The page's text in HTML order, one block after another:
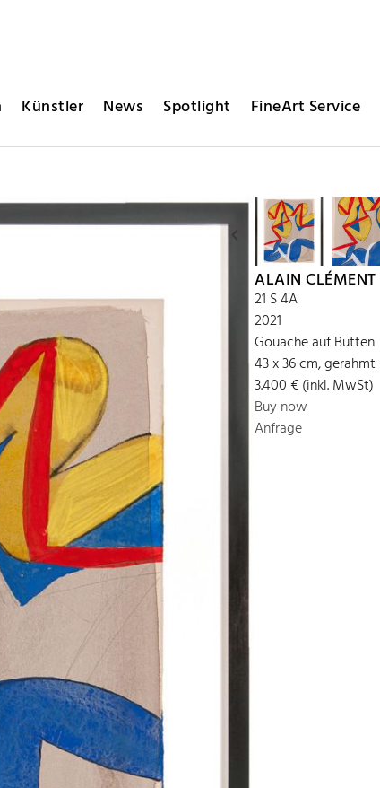
Künstler News Spotlight FineArt Service
ALAIN CLÉMENT
21 S 4A
2021
Gouache auf Bütten
43 x 36 cm, gerahmt
3.400 € (inkl. MwSt)
Buy now
Anfrage